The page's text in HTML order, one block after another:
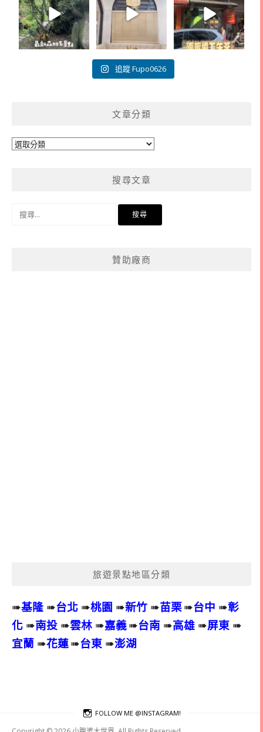
追蹤 Fupo0626
文章分類
文
搜尋文章
贊助廠商
旅遊景點地區分類
➠基隆 ➠台北 ➠桃園 ➠新竹 ➠苗栗➠台中 ➠彰
化 ➠南投 ➠雲林 ➠嘉義➠台南 ➠高雄 ➠屏東 ➠
宜蘭 ➠花蓮➠台東 ➠澎湖
FOLLOW ME @INSTAGRAM!